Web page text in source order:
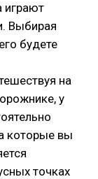
играют
Выбирая
будете
на
у
которые вы
точках